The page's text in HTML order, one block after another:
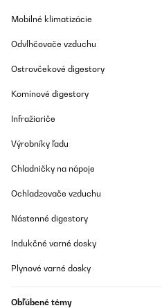
Mobilné klimatizácie
Odvlhčovače vzduchu
Ostrovčekové digestory
Komínové digestory
Infražiariče
Výrobníky ľadu
Chladničky na nápoje
Ochladzovače vzduchu
Nástenné digestory
Indukčné varné dosky
Plynové varné dosky
Obľúbené témy